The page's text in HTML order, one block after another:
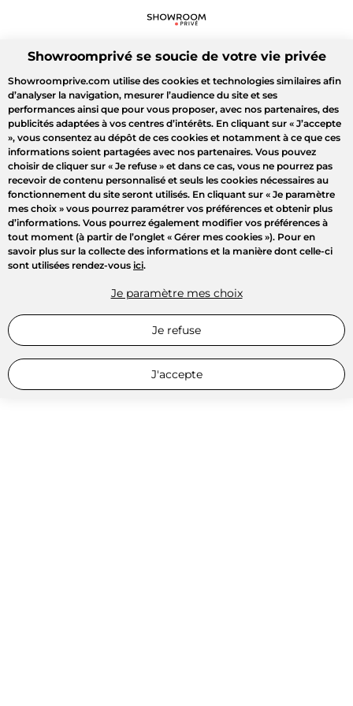
Showroomprivé se soucie de votre vie privée
Showroomprive.com utilise des cookies et technologies similaires afin
d’analyser la navigation, mesurer l’audience du site et ses
performances ainsi que pour vous proposer, avec nos partenaires, des
publicités adaptées à vos centres d’intérêts. En cliquant sur « J’accepte
», vous consentez au dépôt de ces cookies et notamment à ce que ces
informations soient partagées avec nos partenaires. Vous pouvez
choisir de cliquer sur « Je refuse » et dans ce cas, vous ne pourrez pas
recevoir de contenu personnalisé et seuls les cookies nécessaires au
fonctionnement du site seront utilisés. En cliquant sur « Je paramètre
mes choix » vous pourrez paramétrer vos préférences et obtenir plus
d’informations. Vous pourrez également modifier vos préférences à
tout moment (à partir de l’onglet « Gérer mes cookies »). Pour en
savoir plus sur la collecte des informations et la manière dont celle-ci
sont utilisées rendez-vous ici.
Je paramètre mes choix
Je refuse
J'accepte